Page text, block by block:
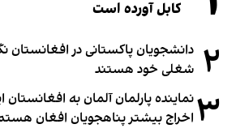
کابل آورده است
۲ دانشجویان پاکستانی در افغانستان
شغلی خود هستند
۳نماینده پارلمان آلمان به افغانستان
اخراج بیشتر پناهجویان افغان